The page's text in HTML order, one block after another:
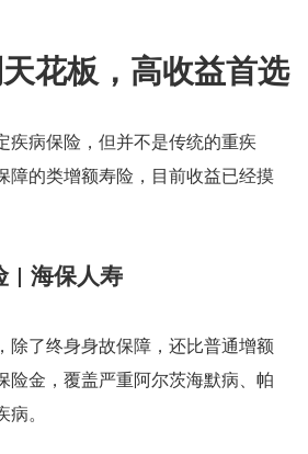
花板，高收益首选
疾病保险，但并不是传统的重疾
障的类增额寿险，目前收益已经摸
海保人寿
除了终身身故保障，还比普通增额
险金，覆盖严重阿尔茨海默病、帕
。